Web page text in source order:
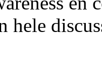
hele